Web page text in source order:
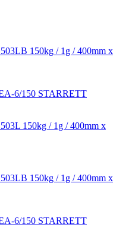
150kg / 1g / 400mm x
6/150 STARRETT
150kg / 1g / 400mm x
150kg / 1g / 400mm x
6/150 STARRETT